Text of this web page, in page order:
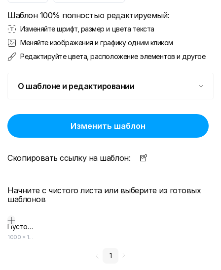
Шаблон 100% полностью редактируемый:
Изменяйте шрифт, размер и цвета текста
Меняйте изображения и графику одним кликом
Редактируйте цвета, расположение элементов и другое
О шаблоне и редактировании
Изменить шаблон
Скопировать ссылку на шаблон:
Начните с чистого листа или выберите из готовых
шаблонов
Пустой дизайн-макет
1000 × 1000
1